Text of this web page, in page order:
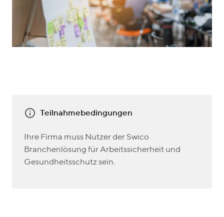
Teilnahmebedingungen
Ihre Firma muss Nutzer der Swico
Branchenlösung für Arbeitssicherheit und
Gesundheitsschutz sein.